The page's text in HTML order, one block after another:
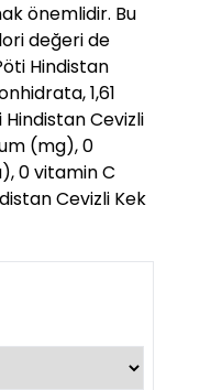
önemlidir. Bu
değeri de
Hindistan
1,61
Cevizli
(mg), 0
0 vitamin C
Cevizli Kek